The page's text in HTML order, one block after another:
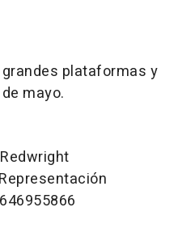
plataformas y
mayo.